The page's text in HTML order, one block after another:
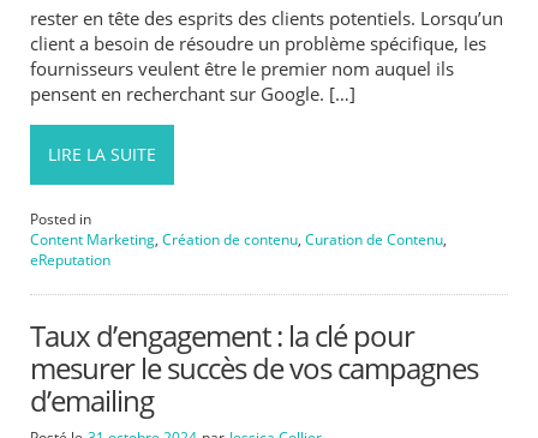
rester en tête des esprits des clients potentiels. Lorsqu’un
client a besoin de résoudre un problème spécifique, les
fournisseurs veulent être le premier nom auquel ils
pensent en recherchant sur Google. […]
LIRE LA SUITE
Posted in
Content Marketing,Création de contenu,Curation de Contenu,
eReputation
Taux d’engagement : la clé pour
mesurer le succès de vos campagnes
d’emailing